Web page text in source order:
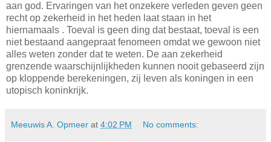
aan god. Ervaringen van het onzekere verleden geven geen
recht op zekerheid in het heden laat staan in het
hiernamaals . Toeval is geen ding dat bestaat, toeval is een
niet bestaand aangepraat fenomeen omdat we gewoon niet
alles weten zonder dat te weten. De aan zekerheid
grenzende waarschijnlijkheden kunnen nooit gebaseerd zijn
op kloppende berekeningen, zij leven als koningen in een
utopisch koninkrijk.
Meeuwis A. Opmeer at 4:02 PM No comments: